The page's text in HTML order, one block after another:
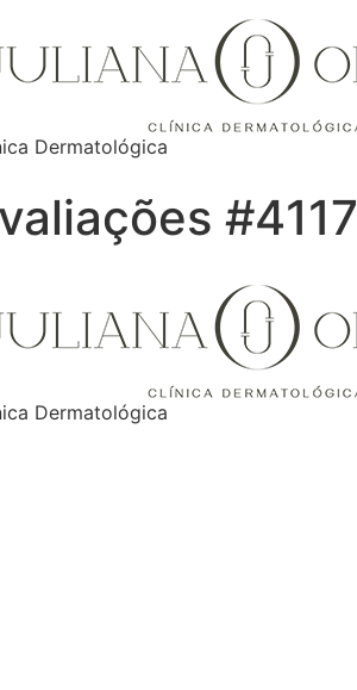
Dermatológica
#4117
Dermatológica